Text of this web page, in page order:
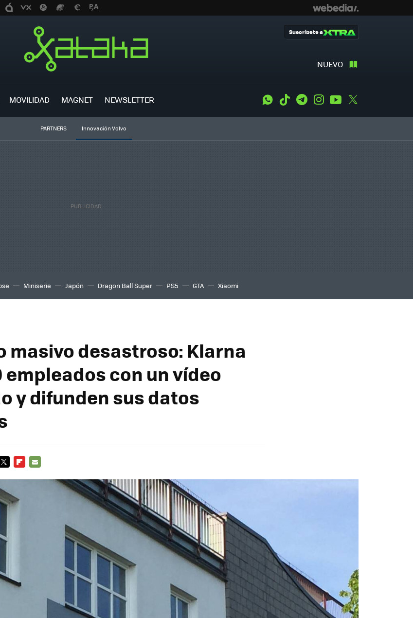
NUEVO
Suscríbete a
MOVILIDAD MAGNET NEWSLETTER WhatsApp
Tiktok TelegramInstagramYoutube
PARTNERS Innovación Volvo
Miniserie Japón Dragon Ball Super PS5 GTA Xiaomi
masivo desastroso: Klarna
empleados con un vídeo
y difunden sus datos